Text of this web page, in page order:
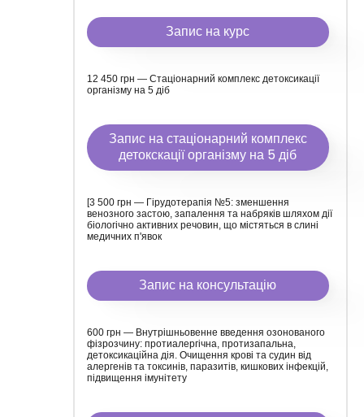
Запис на курс
12 450 грн — Стаціонарний комплекс детоксикації
організму на 5 діб
Запис на стаціонарний комплекс
детокскації організму на 5 діб
[3 500 грн — Гірудотерапія №5: зменшення
венозного застою, запалення та набряків шляхом дії
біологічно активних речовин, що містяться в слині
медичних п'явок
Запис на консультацію
600 грн — Внутрішньовенне введення озонованого
фізрозчину: протиалергічна, протизапальна,
детоксикаційна дія. Очищення крові та судин від
алергенів та токсинів, паразитів, кишкових інфекцій,
підвищення імунітету